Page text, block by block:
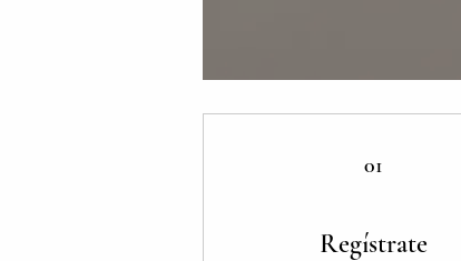
01
Regístrate